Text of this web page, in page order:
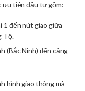
ưu tiên đầu tư gồm:
1 đến nút giao giữa
Tộ.
(Bắc Ninh) đến cảng
hình giao thông mà